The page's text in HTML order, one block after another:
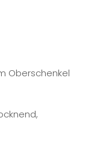
Oberschenkel